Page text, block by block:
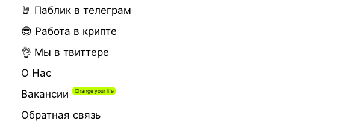
🤘 Паблик в телеграм
😎 Работа в крипте
👌 Мы в твиттере
О Нас
Вакансии
Обратная связь